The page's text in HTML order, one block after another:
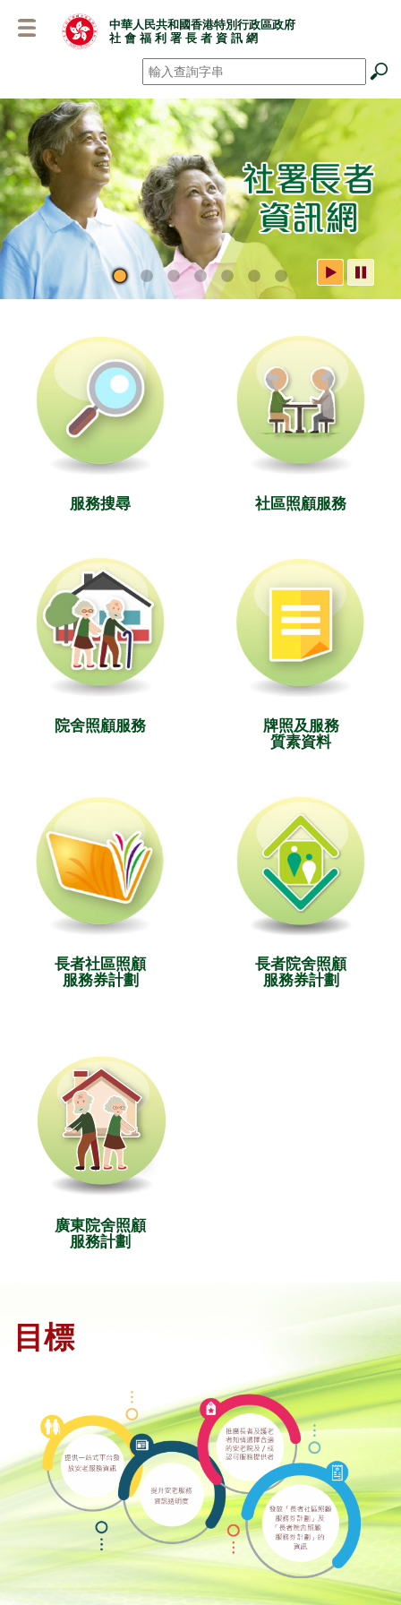
容
中華人民共和國香港特別行政區政府
社 會 福 利 署 長 者 資 訊 網
搜尋 *
社署長者資訊網
服務搜尋 社區照顧服務
院舍照顧服務
牌照及服務
質素資料
長者社區照顧
服務券計劃
長者院舍照顧
服務券計劃
廣東院舍照顧
服務計劃
目標